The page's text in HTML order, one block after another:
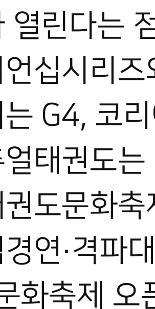
열린다는
십시리
는 G4, 코
얼태권도
도문화
연·격파
화축제 오
#코리아오픈 #세계태권도문화축제
#세계태권도